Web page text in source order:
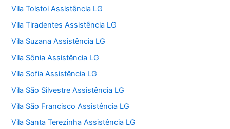
Vila Tolstoi Assistência LG
Vila Tiradentes Assistência LG
Vila Suzana Assistência LG
Vila Sônia Assistência LG
Vila Sofia Assistência LG
Vila São Silvestre Assistência LG
Vila São Francisco Assistência LG
Vila Santa Terezinha Assistência LG